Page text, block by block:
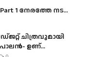
1 നേരത്തേ നട...
ചിത്രവുമായി
ഉണ്...